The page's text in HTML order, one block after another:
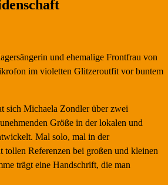
sich Michaela Zondler über zwei
Größe in der lokalen und
Mal solo, mal in der
Referenzen bei großen und kleinen
trägt eine Handschrift, die man